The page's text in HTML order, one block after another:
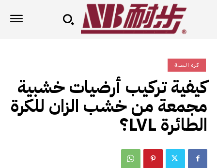
كرة السلة
كيفية تركيب أرضيات خشبية
مجمعة من خشب الزان للكرة
الطائرة LVL؟